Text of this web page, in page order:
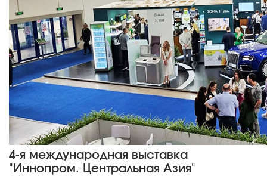
4-я международная выставка
"Иннопром. Центральная Азия"